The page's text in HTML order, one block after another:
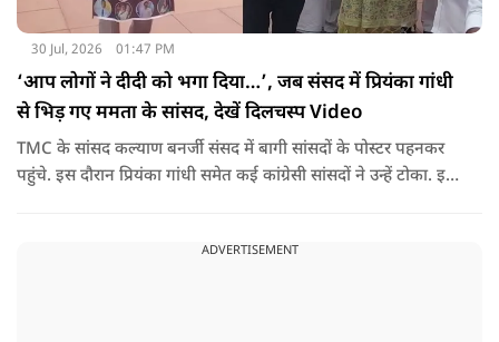
30 Jul, 2026 01:47 PM
‘आप लोगों ने दीदी को भगा दिया…’, जब संसद में प्रियंका गांधी
से भिड़ गए ममता के सांसद, देखें दिलचस्प Video
TMC के सांसद कल्याण बनर्जी संसद में बागी सांसदों के पोस्टर पहनकर
पहुंचे. इस दौरान प्रियंका गांधी समेत कई कांग्रेसी सांसदों ने उन्हें टोका. इस
ADVERTISEMENT